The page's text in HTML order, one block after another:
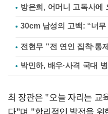
방은희, 어머니 고독사에
전현무 "전 연인 집착·통
박민하, 배우·사격 국대
최 장관은 "오늘 자리는 교